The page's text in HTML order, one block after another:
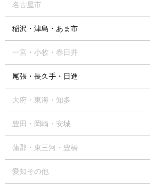
名古屋市
稲沢・津島・あま市
一宮・小牧・春日井
尾張・長久手・日進
大府・東海・知多
豊田・岡崎・安城
蒲郡・東三河・豊橋
愛知その他